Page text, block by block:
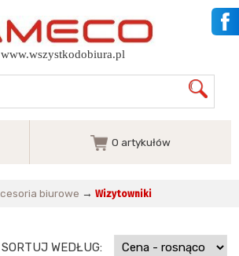
www.wszystkodobiura.pl
0 artykułów
biurowe → Wizytowniki
SORTUJ WEDŁUG: